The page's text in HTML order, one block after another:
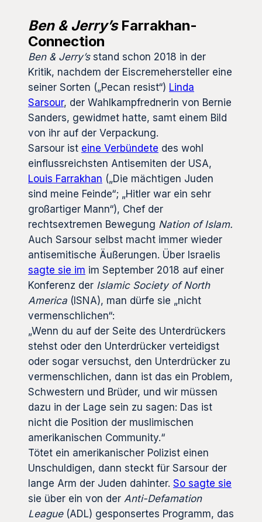
Ben & Jerry’sFarrakhan-
Connection
Ben & Jerry’sstand schon 2018 in der
Kritik, nachdem der Eiscremehersteller eine
seiner Sorten („Pecan resist“) Linda
Sarsour, der Wahlkampfrednerin von Bernie
Sanders, gewidmet hatte, samt einem Bild
von ihr auf der Verpackung.
Sarsour ist eine Verbündete des wohl
einflussreichsten Antisemiten der USA,
Louis Farrakhan („Die mächtigen Juden
sind meine Feinde“; „Hitler war ein sehr
großartiger Mann“), Chef der
rechtsextremen Bewegung Nation of Islam.
Auch Sarsour selbst macht immer wieder
antisemitische Äußerungen. Über Israelis
sagte sie im im September 2018 auf einer
Konferenz der Islamic Society of North
America (ISNA), man dürfe sie „nicht
vermenschlichen“:
„Wenn du auf der Seite des Unterdrückers
stehst oder den Unterdrücker verteidigst
oder sogar versuchst, den Unterdrücker zu
vermenschlichen, dann ist das ein Problem,
Schwestern und Brüder, und wir müssen
dazu in der Lage sein zu sagen: Das ist
nicht die Position der muslimischen
amerikanischen Community.“
Tötet ein amerikanischer Polizist einen
Unschuldigen, dann steckt für Sarsour der
lange Arm der Juden dahinter. So sagte sie
sie über ein von der Anti-Defamation
League(ADL) gesponsertes Programm, das